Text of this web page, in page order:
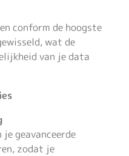
conform de hoogste
wat de
van je data
geavanceerde
zodat je